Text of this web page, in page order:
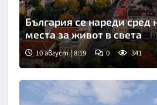
България се нареди сред
места за живот в света
10 август | 8:19 0 341